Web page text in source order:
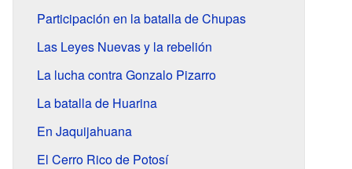
Participación en la batalla de Chupas
Las Leyes Nuevas y la rebelión
La lucha contra Gonzalo Pizarro
La batalla de Huarina
En Jaquijahuana
El Cerro Rico de Potosí